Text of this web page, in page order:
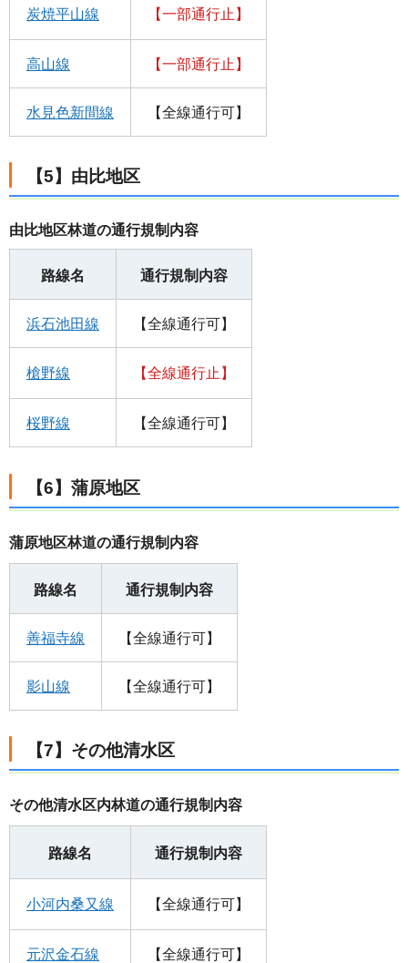
炭焼平山線 【一部通行止】
高山線 【一部通行止】
水見色新間線 【全線通行可】
【5】由比地区
由比地区林道の通行規制内容
路線名 通行規制内容
浜石池田線 【全線通行可】
槍野線 【全線通行止】
桜野線 【全線通行可】
【6】蒲原地区
蒲原地区林道の通行規制内容
路線名 通行規制内容
善福寺線 【全線通行可】
影山線 【全線通行可】
【7】その他清水区
その他清水区内林道の通行規制内容
路線名 通行規制内容
小河内桑又線 【全線通行可】
元沢金石線 【全線通行可】